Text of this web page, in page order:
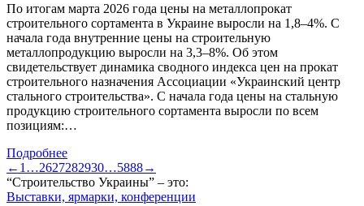
По итогам марта 2026 года цены на металлопрокат
строительного сортамента в Украине выросли на 1,8–4%. С
начала года внутренние цены на строительную
металлопродукцию выросли на 3,3–8%. Об этом
свидетельствует динамика сводного индекса цен на прокат
строительного назначения Ассоциации «Украинский центр
стального строительства». С начала года цены на стальную
продукцию строительного сортамента выросли по всем
позициям:…
Подробнее
← 1 …2627282930…5888→
“Строительство Украины” – это:
Выставки, ярмарки, конференции